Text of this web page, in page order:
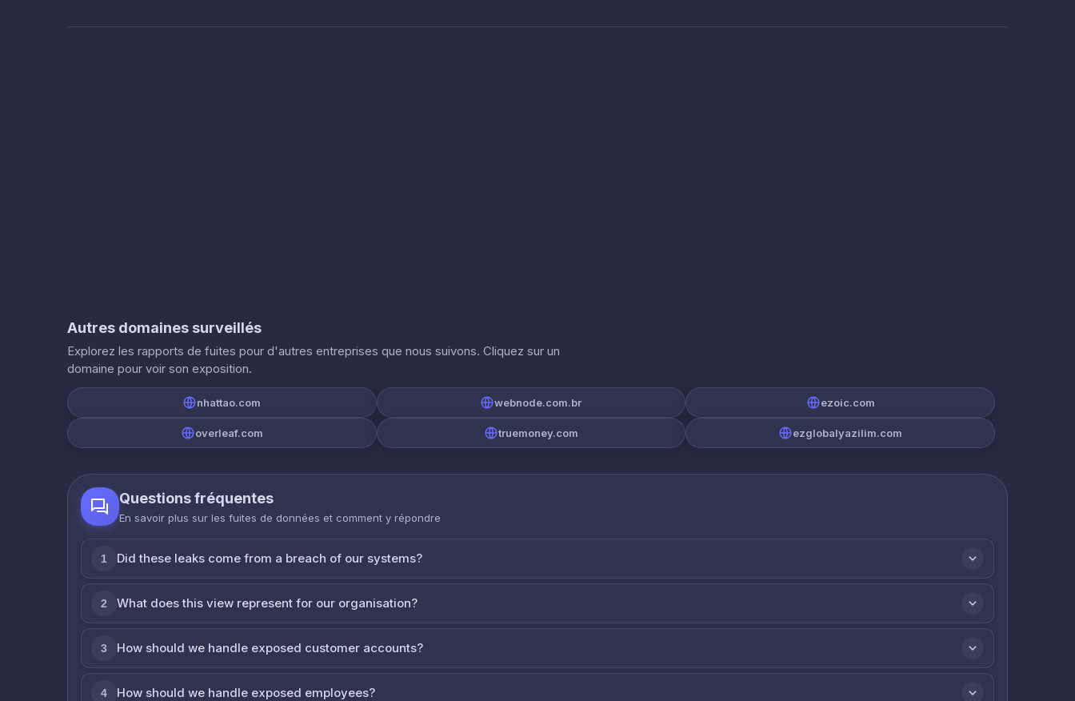
Autres domaines surveillés
Explorez les rapports de fuites pour d'autres entreprises que nous suivons. Cliquez sur un
domaine pour voir son exposition.
nhattao.com webnode.com.br ezoic.com
overleaf.com truemoney.com ezglobalyazilim.com
Questions fréquentes
En savoir plus sur les fuites de données et comment y répondre
1 Did these leaks come from a breach of our systems?
2 What does this view represent for our organisation?
3 How should we handle exposed customer accounts?
4 How should we handle exposed employees?